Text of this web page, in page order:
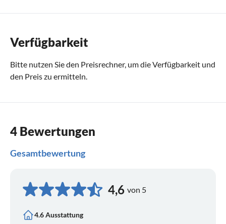
Verfügbarkeit
Bitte nutzen Sie den Preisrechner, um die Verfügbarkeit und
den Preis zu ermitteln.
4 Bewertungen
Gesamtbewertung
4,6 von 5
4.6 Ausstattung